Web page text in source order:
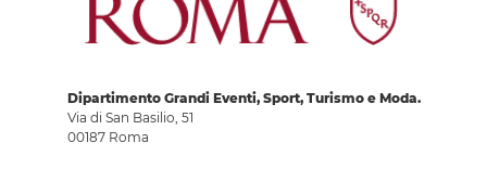
Dipartimento Grandi Eventi, Sport, Turismo e Moda.
Via di San Basilio, 51
00187 Roma